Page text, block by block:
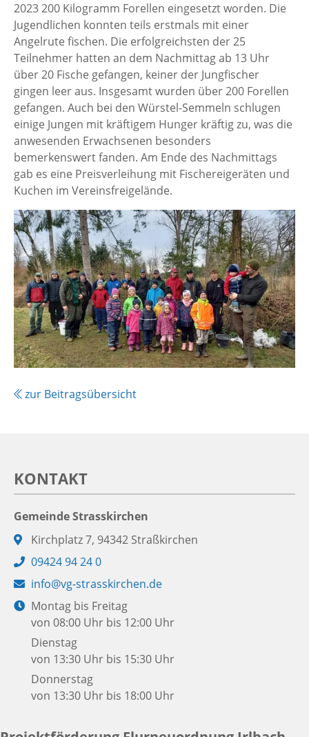
2023 200 Kilogramm Forellen eingesetzt worden. Die
Jugendlichen konnten teils erstmals mit einer
Angelrute fischen. Die erfolgreichsten der 25
Teilnehmer hatten an dem Nachmittag ab 13 Uhr
über 20 Fische gefangen, keiner der Jungfischer
gingen leer aus. Insgesamt wurden über 200 Forellen
gefangen. Auch bei den Würstel-Semmeln schlugen
einige Jungen mit kräftigem Hunger kräftig zu, was die
anwesenden Erwachsenen besonders
bemerkenswert fanden. Am Ende des Nachmittags
gab es eine Preisverleihung mit Fischereigeräten und
Kuchen im Vereinsfreigelände.
zur Beitragsübersicht
KONTAKT
Gemeinde Strasskirchen
Adresse:
Kirchplatz 7, 94342 Straßkirchen
Telefon:
09424 94 24 0
E-
Mail:
info@vg-strasskirchen.de
Öffnungszeiten:
Montag bis Freitag
von 08:00 Uhr bis 12:00 Uhr
Dienstag
von 13:30 Uhr bis 15:30 Uhr
Donnerstag
von 13:30 Uhr bis 18:00 Uhr